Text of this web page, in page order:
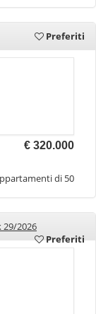
Preferiti
€ 320.000
di 50
2026
Preferiti